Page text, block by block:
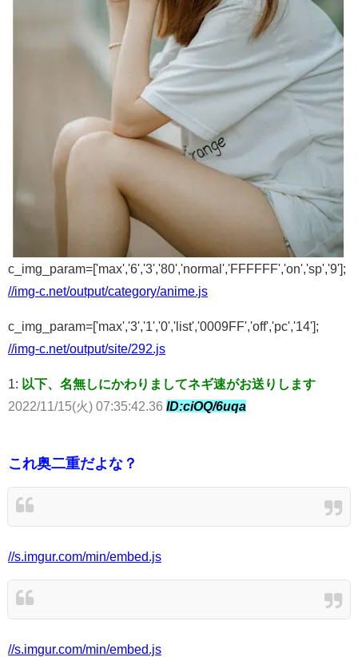
c_img_param=['max','6','3','80','normal','FFFFFF','on','sp','9'];
//img-c.net/output/category/anime.js
c_img_param=['max','3','1','0','list','0009FF','off','pc','14'];
//img-c.net/output/site/292.js
1: 以下、名無しにかわりましてネギ速がお送りします
2022/11/15(火) 07:35:42.36 ID:ciOQ/6uqa
これ奥二重だよな？
//s.imgur.com/min/embed.js
//s.imgur.com/min/embed.js